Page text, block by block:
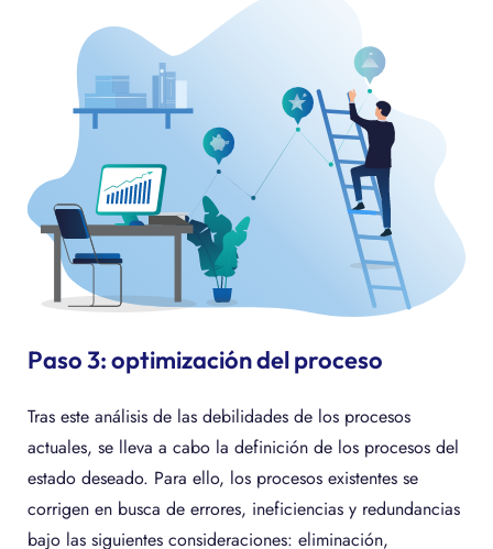
Paso 3: optimización del proceso
Tras este análisis de las debilidades de los procesos
actuales, se lleva a cabo la definición de los procesos del
estado deseado. Para ello, los procesos existentes se
corrigen en busca de errores, ineficiencias y redundancias
bajo las siguientes consideraciones: eliminación,